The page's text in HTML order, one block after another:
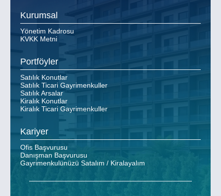
Kurumsal
Yönetim Kadrosu
KVKK Metni
Portföyler
Satılık Konutlar
Satılık Ticari Gayrimenkuller
Satılık Arsalar
Kiralık Konutlar
Kiralık Ticari Gayrimenkuller
Kariyer
Ofis Başvurusu
Danışman Başvurusu
Gayrimenkulünüzü Satalım / Kiralayalım